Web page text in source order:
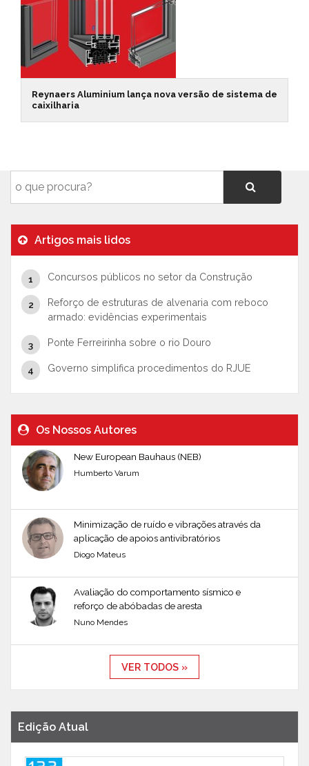
Reynaers Aluminium lança nova versão de sistema de
caixilharia
Artigos mais lidos
Concursos públicos no setor da Construção
Reforço de estruturas de alvenaria com reboco
armado: evidências experimentais
Ponte Ferreirinha sobre o rio Douro
Governo simplifica procedimentos do RJUE
Os Nossos Autores
New European Bauhaus (NEB)
Humberto Varum
Minimização de ruído e vibrações através da
aplicação de apoios antivibratórios
Diogo Mateus
Avaliação do comportamento sísmico e
reforço de abóbadas de aresta
Nuno Mendes
VER TODOS »
Edição Atual